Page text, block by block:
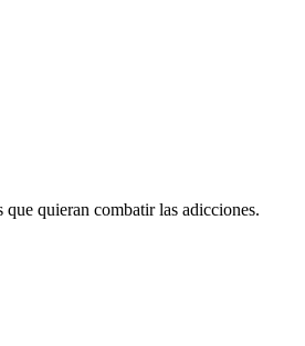
quieran combatir las adicciones.